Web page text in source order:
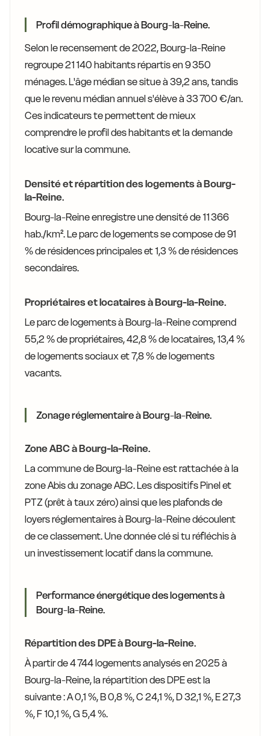
Profil démographique à Bourg-la-Reine.
Selon le recensement de 2022, Bourg-la-Reine
regroupe 21 140 habitants répartis en 9 350
ménages. L'âge médian se situe à 39,2 ans, tandis
que le revenu médian annuel s'élève à 33 700 €/an.
Ces indicateurs te permettent de mieux
comprendre le profil des habitants et la demande
locative sur la commune.
Densité et répartition des logements à Bourg-
la-Reine.
Bourg-la-Reine enregistre une densité de 11 366
hab./km². Le parc de logements se compose de 91
% de résidences principales et 1,3 % de résidences
secondaires.
Propriétaires et locataires à Bourg-la-Reine.
Le parc de logements à Bourg-la-Reine comprend
55,2 % de propriétaires, 42,8 % de locataires, 13,4 %
de logements sociaux et 7,8 % de logements
vacants.
Zonage réglementaire à Bourg-la-Reine.
Zone ABC à Bourg-la-Reine.
La commune de Bourg-la-Reine est rattachée à la
zone Abis du zonage ABC. Les dispositifs Pinel et
PTZ (prêt à taux zéro) ainsi que les plafonds de
loyers réglementaires à Bourg-la-Reine découlent
de ce classement. Une donnée clé si tu réfléchis à
un investissement locatif dans la commune.
Performance énergétique des logements à
Bourg-la-Reine.
Répartition des DPE à Bourg-la-Reine.
À partir de 4 744 logements analysés en 2025 à
Bourg-la-Reine, la répartition des DPE est la
suivante : A 0,1 %, B 0,8 %, C 24,1 %, D 32,1 %, E 27,3
%, F 10,1 %, G 5,4 %.